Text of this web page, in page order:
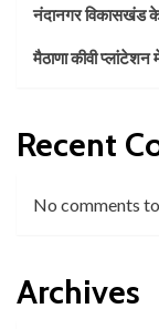
नंदानगर विकासखंड
मैठाणा कीवी
Recent
No comments
Archives